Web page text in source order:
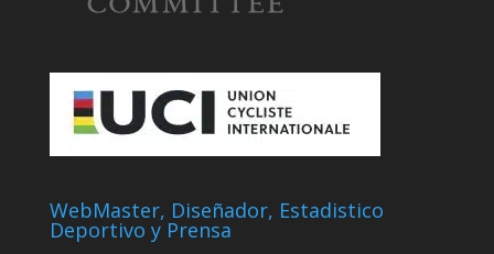
WebMaster, Diseñador, Estadistico
Deportivo y Prensa